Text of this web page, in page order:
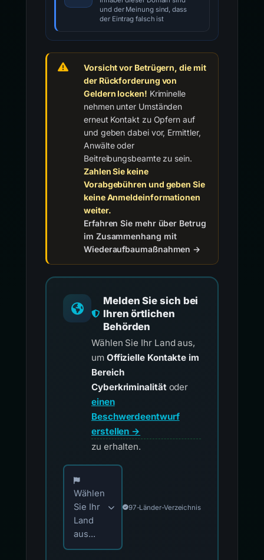
und der Meinung sind, dass
der Eintrag falsch ist
Vorsicht vor Betrügern, die mit
der Rückforderung von
Geldern locken! Kriminelle
nehmen unter Umständen
erneut Kontakt zu Opfern auf
und geben dabei vor, Ermittler,
Anwälte oder
Beitreibungsbeamte zu sein.
Zahlen Sie keine
Vorabgebühren und geben Sie
keine Anmeldeinformationen
weiter.
Erfahren Sie mehr über Betrug
im Zusammenhang mit
Wiederaufbaumaßnahmen →
Melden Sie sich bei
Ihren örtlichen
Behörden
Wählen Sie Ihr Land aus,
um Offizielle Kontakte im
Bereich
Cyberkriminalitätoder
einen
Beschwerdeentwurf
erstellen →
zu erhalten.
Wählen Sie Ihr Land für offizielle
Wählen
Sie Ihr
Land
aus...
97-Länder-Verzeichnis